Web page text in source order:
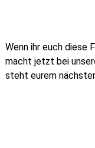
Wenn ihr euch diese
macht jetzt bei
steht eurem